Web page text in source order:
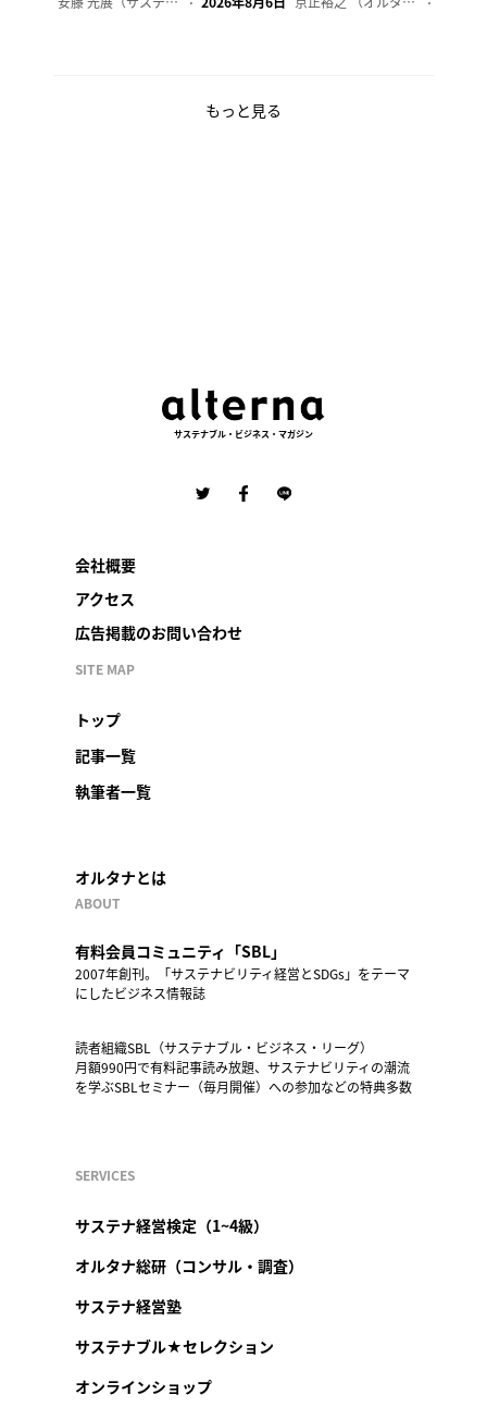
もっと見る
サステナブル・ビジネス・マガジン
会社概要
アクセス
広告掲載のお問い合わせ
SITE MAP
トップ
記事一覧
執筆者一覧
オルタナとは
ABOUT
有料会員コミュニティ「SBL」
2007年創刊。「サステナビリティ経営とSDGs」をテーマ
にしたビジネス情報誌
読者組織SBL（サステナブル・ビジネス・リーグ）
月額990円で有料記事読み放題、サステナビリティの潮流
を学ぶSBLセミナー（毎月開催）への参加などの特典多数
SERVICES
サステナ経営検定（1~4級）
オルタナ総研（コンサル・調査）
サステナ経営塾
サステナブル★セレクション
オンラインショップ